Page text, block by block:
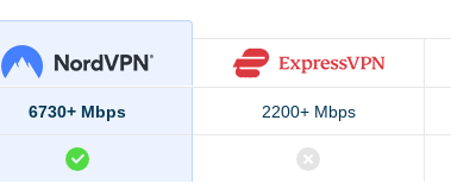
6730+ Mbps 2200+ Mbps